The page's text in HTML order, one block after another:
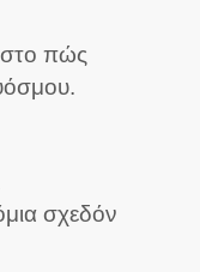
στο πώς
σχεδόν